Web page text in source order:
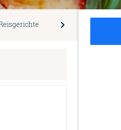
Hauptgerichte